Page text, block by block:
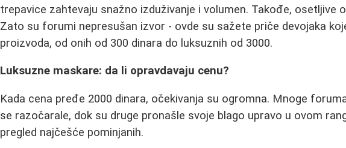
trepavice zahtevaju snažno izduživanje i volumen. Takođe, osetljive
Zato su forumi nepresušan izvor - ovde su sažete priče devojaka
proizvoda, od onih od 300 dinara do luksuznih od 3000.
Luksuzne maskare: da li opravdavaju cenu?
Kada cena pređe 2000 dinara, očekivanja su ogromna. Mnoge
se razočarale, dok su druge pronašle svoje blago upravo u ovom
pregled najčešće pominjanih.